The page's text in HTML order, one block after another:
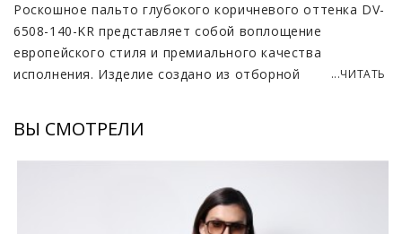
Роскошное пальто глубокого коричневого оттенка DV-
6508-140-KR представляет собой воплощение
европейского стиля и премиального качества
исполнения. Изделие создано из отборной
безупречно сохранять форму. Особый шарм и
статусность модели придают детали из нежной
накладные карманы. Такое сочетание фактур
подчеркивает благородство материалов и высокий
...ЧИТАТЬ
ВЫ СМОТРЕЛИ